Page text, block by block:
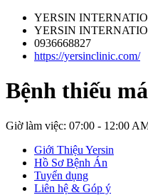
YERSIN
YERSIN
0936668827
https://yersinclinic.com/
Bệnh thiếu
Giờ làm việc: 07:00 - 12:00
Giới Thiệu Yersin
Hồ Sơ Bệnh Án
Tuyển dụng
Liên hệ & Góp ý